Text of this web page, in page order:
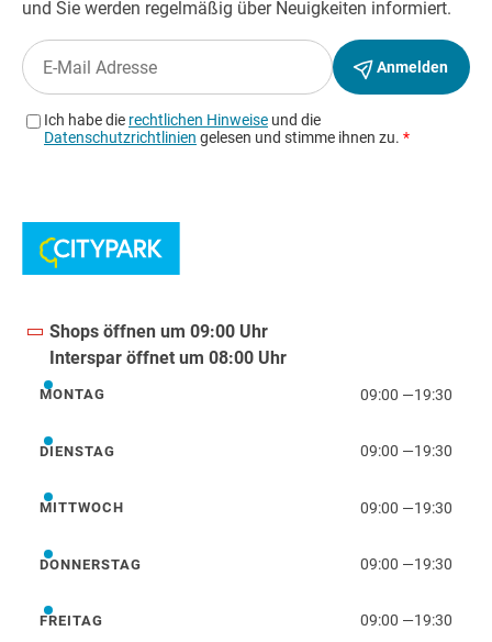
Shops öffnen um 09:00 Uhr
Interspar öffnet um 08:00 Uhr
Montag
MONTAG 09:00 —19:30
Dienstag
DIENSTAG 09:00 —19:30
Mittwoch
MITTWOCH 09:00 —19:30
Donnerstag
DONNERSTAG 09:00 —19:30
Freitag
FREITAG 09:00 —19:30